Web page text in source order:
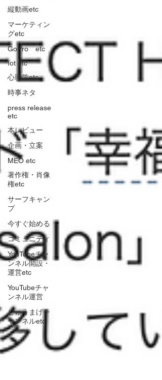
縦動画etc
マーケティン
グetc
GoPro etc
Iot etc
心理学etc
時事ネタ
press release
etc
本レビュー
企画・立案
MEO etc
著作権・肖像
権etc
サーフキャン
プ
今すぐ始める
コミュニティ
YouTubeチャ
ンネル開設・
運営etc
YouTubeチャ
ンネル運営
しゅうまげチ
ャンネルetc